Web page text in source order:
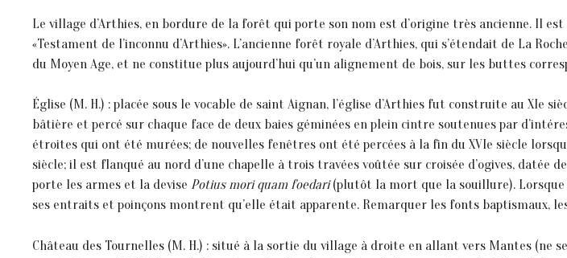
Le village d’Arthies, en bordure de la forêt qui porte son nom est d’origine très ancienne. Il
«Testament de l’inconnu d’Arthies». L’ancienne forêt royale d’Arthies, qui s’étendait de La
du Moyen Age, et ne constitue plus aujourd’hui qu’un alignement de bois, sur les buttes
Église (M. H.) : placée sous le vocable de saint Aignan, l’église d’Arthies fut construite au XIe
bâtière et percé sur chaque face de deux baies géminées en plein cintre soutenues par
étroites qui ont été murées; de nouvelles fenêtres ont été percées à la fin du XVIe siècle
siècle; il est flanqué au nord d’une chapelle à trois travées voûtée sur croisée d’ogives,
porte les armes et la devise Potius mori quam foedari(plutôt la mort que la souillure). Lorsque
ses entraits et poinçons montrent qu’elle était apparente. Remarquer les fonts baptismaux,
Château des Tournelles (M. H.) : situé à la sortie du village à droite en allant vers Mantes (ne